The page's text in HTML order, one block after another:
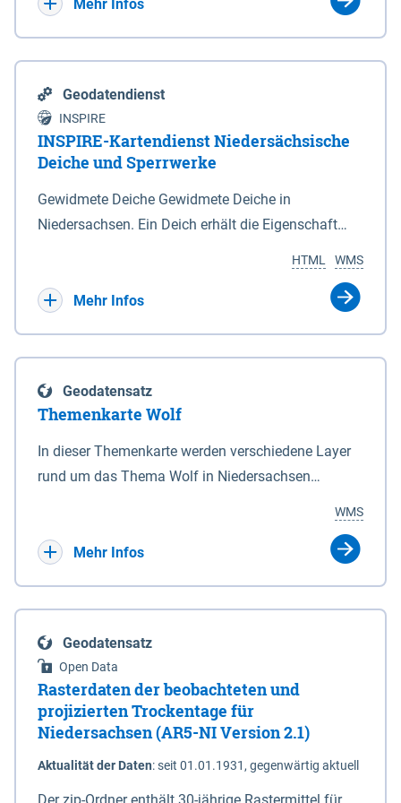
Mehr Infos
Geodatendienst
INSPIRE
INSPIRE-Kartendienst Niedersächsische
Deiche und Sperrwerke
Gewidmete Deiche Gewidmete Deiche in
Niedersachsen. Ein Deich erhält die Eigenschaft
Deichbehörde durch Verordnung ausspricht. Für
enthalten. Sperrwerke Sperrwerke sind Bauwerke
mit Sperrvorrichtungen in Tidegewässern, die dem
Schutz eines Gebietes vor erhöhten Tiden, vor allem
vor Sturmfluten, zu dienen bestimmt sind (§2 Abs.3
Eigenschaft eines Sperrwerkes durch Widmung, die
die Deichbehörde durch Verordnung ausspricht.
WMS
HTML
Mehr Infos
Geodatensatz
Themenkarte Wolf
In dieser Themenkarte werden verschiedene Layer
rund um das Thema Wolf in Niedersachsen
sowie Status der bestehenden Wolfsterritorien im
laufenden Monitoringjahr.
WMS
Mehr Infos
Geodatensatz
Open Data
Rasterdaten der beobachteten und
projizierten Trockentage für
Niedersachsen (AR5-NI Version 2.1)
Aktualität der Daten:seit 01.01.1931, gegenwärtig aktuell